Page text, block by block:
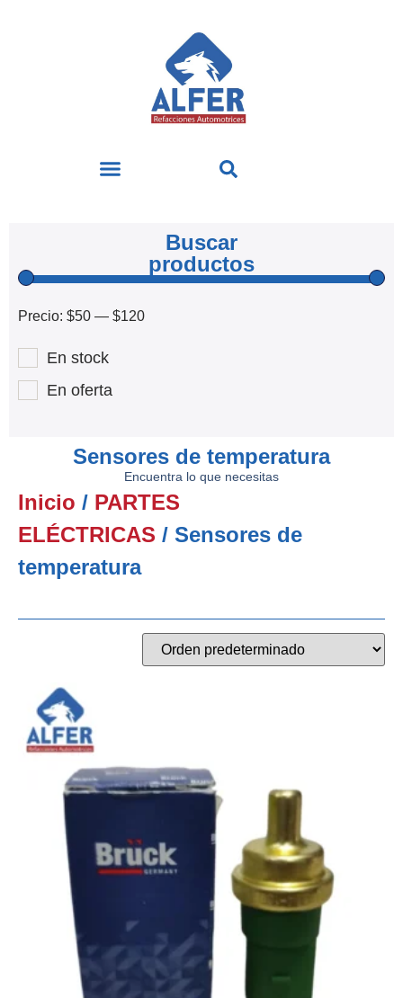
Buscar
productos
Precio: $50 — $120
En stock
En oferta
Sensores de temperatura
Encuentra lo que necesitas
Inicio / PARTES
ELÉCTRICAS / Sensores de
temperatura